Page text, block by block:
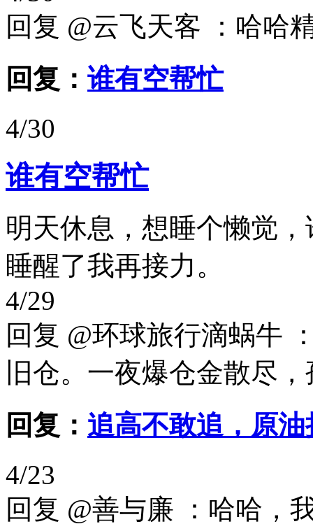
回复 @云飞天客 ：哈哈
回复： 谁有空帮忙
4/30
谁有空帮忙
明天休息，想睡个懒觉
睡醒了我再接力。
4/29
回复 @环球旅行滴蜗牛
旧仓。一夜爆仓金散尽
回复： 追高不敢追，原
4/23
回复 @善与廉 ：哈哈，